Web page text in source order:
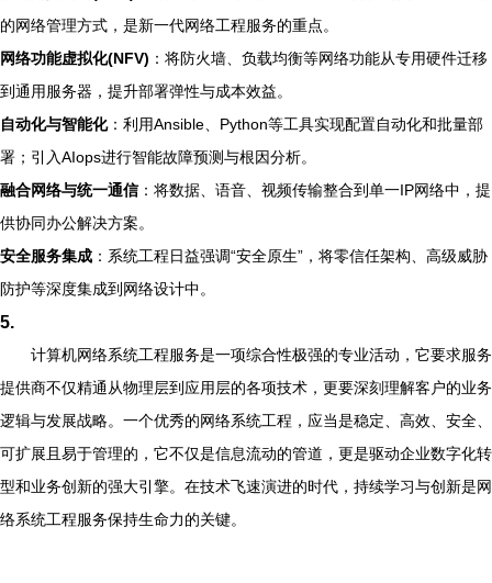
的网络管理方式，是新一代网络工程服务的重点。
网络功能虚拟化(NFV) ：将防火墙、负载均衡等网络功能从专用硬件迁移
到通用服务器，提升部署弹性与成本效益。
自动化与智能化：利用Ansible、Python等工具实现配置自动化和批量部
署；引入AIops进行智能故障预测与根因分析。
融合网络与统一通信：将数据、语音、视频传输整合到单一IP网络中，提
供协同办公解决方案。
安全服务集成 ：系统工程日益强调“安全原生”，将零信任架构、高级威胁
防护等深度集成到网络设计中。
5.
计算机网络系统工程服务是一项综合性极强的专业活动，它要求服务
提供商不仅精通从物理层到应用层的各项技术，更要深刻理解客户的业务
逻辑与发展战略。一个优秀的网络系统工程，应当是稳定、高效、安全、
可扩展且易于管理的，它不仅是信息流动的管道，更是驱动企业数字化转
型和业务创新的强大引擎。在技术飞速演进的时代，持续学习与创新是网
络系统工程服务保持生命力的关键。